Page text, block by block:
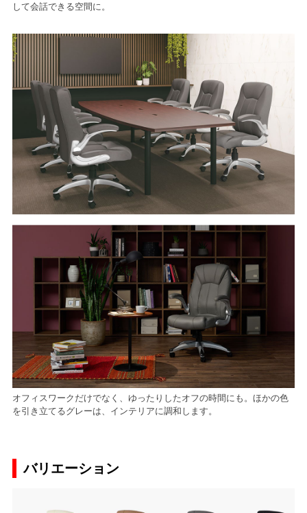
して会話できる空間に。
オフィスワークだけでなく、ゆったりしたオフの時間にも。ほかの色
を引き立てるグレーは、インテリアに調和します。
バリエーション